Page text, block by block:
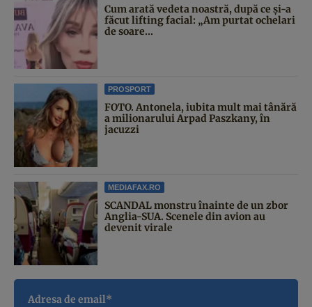
Cum arată vedeta noastră, după ce și-a
făcut lifting facial: „Am purtat ochelari
de soare...
PROSPORT
FOTO. Antonela, iubita mult mai tânără
a milionarului Arpad Paszkany, în
jacuzzi
MEDIAFAX.RO
SCANDAL monstru înainte de un zbor
Anglia-SUA. Scenele din avion au
devenit virale
Adresa de email*